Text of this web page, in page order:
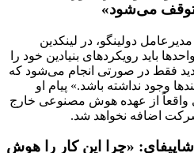
می‌شود»
دولینگو، در لینکدین
باید رویکردهای بنیادین خود را
فقط در صورتی انجام می‌شود که
وجود نداشته باشد.» پیام او
واقعاً از عهده هوش مصنوعی خارج
اضافه نخواهد شد.
شاپیفای: «چرا این کار را هوش